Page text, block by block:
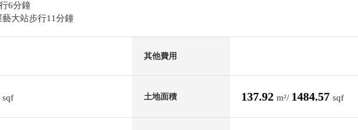
6分鐘
大站步行11分鐘
其他費用
sqf 土地面積 137.92 m²/ 1484.57 sqf